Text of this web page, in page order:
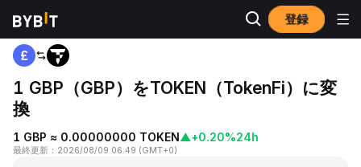
登録
ホーム GBP to TOKEN
1 GBP（GBP）をTOKEN（TokenFi）に変
換
1 GBP ≈ 0.00000000 TOKEN▲+0.20%24h
最終更新 ： 2026/08/09 06:49 (GMT+0)